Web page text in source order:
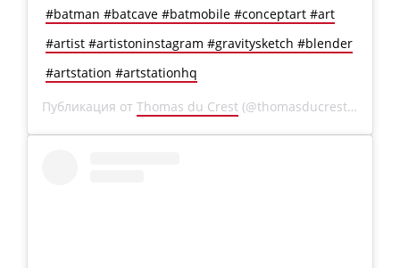
#batman #batcave #batmobile #conceptart #art
#artist #artistoninstagram #gravitysketch #blender
#artstation #artstationhq
Публикация от Thomas du Crest (@thomasducrest) 31 Окт